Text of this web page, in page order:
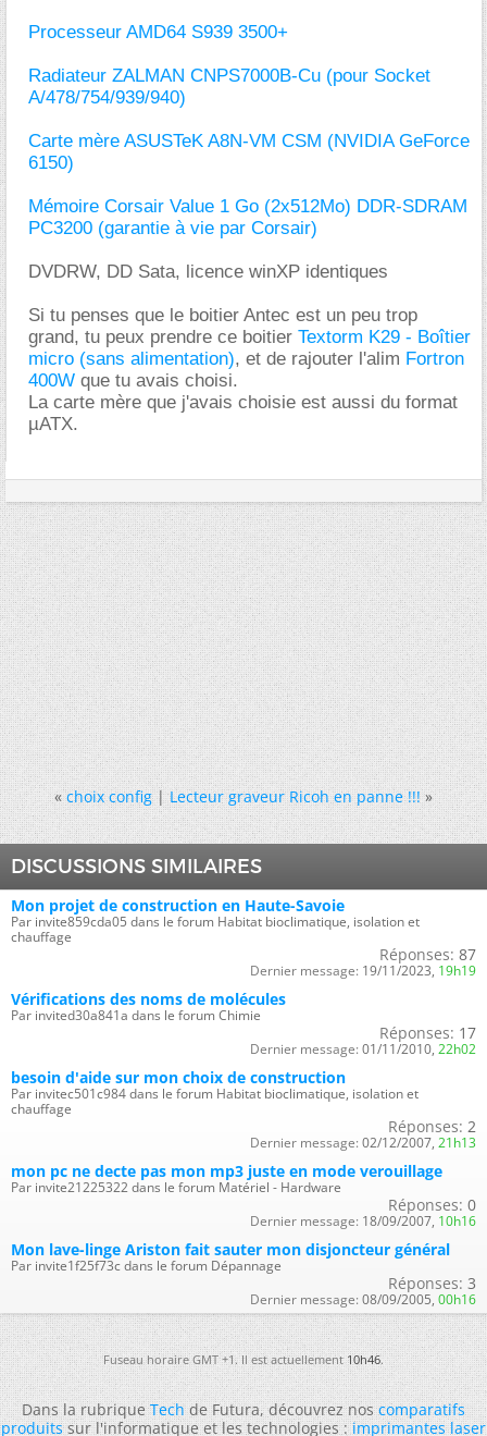
Processeur AMD64 S939 3500+
Radiateur ZALMAN CNPS7000B-Cu (pour Socket
A/478/754/939/940)
Carte mère ASUSTeK A8N-VM CSM (NVIDIA GeForce
6150)
Mémoire Corsair Value 1 Go (2x512Mo) DDR-SDRAM
PC3200 (garantie à vie par Corsair)
DVDRW, DD Sata, licence winXP identiques
Si tu penses que le boitier Antec est un peu trop
grand, tu peux prendre ce boitier Textorm K29 - Boîtier
micro (sans alimentation), et de rajouter l'alim Fortron
400W que tu avais choisi.
La carte mère que j'avais choisie est aussi du format
µATX.
« choix config|Lecteur graveur Ricoh en panne !!! »
DISCUSSIONS SIMILAIRES
Mon projet de construction en Haute-Savoie
Par invite859cda05 dans le forum Habitat bioclimatique, isolation et
chauffage
Réponses: 87
Dernier message: 19/11/2023, 19h19
Vérifications des noms de molécules
Par invited30a841a dans le forum Chimie
Réponses: 17
Dernier message: 01/11/2010, 22h02
besoin d'aide sur mon choix de construction
Par invitec501c984 dans le forum Habitat bioclimatique, isolation et
chauffage
Réponses: 2
Dernier message: 02/12/2007, 21h13
mon pc ne decte pas mon mp3 juste en mode verouillage
Par invite21225322 dans le forum Matériel - Hardware
Réponses: 0
Dernier message: 18/09/2007, 10h16
Mon lave-linge Ariston fait sauter mon disjoncteur général
Par invite1f25f73c dans le forum Dépannage
Réponses: 3
Dernier message: 08/09/2005, 00h16
Fuseau horaire GMT +1. Il est actuellement10h46.
Dans la rubriqueTechde Futura, découvrez noscomparatifs
produitssur l'informatique et les technologies :imprimantes laser